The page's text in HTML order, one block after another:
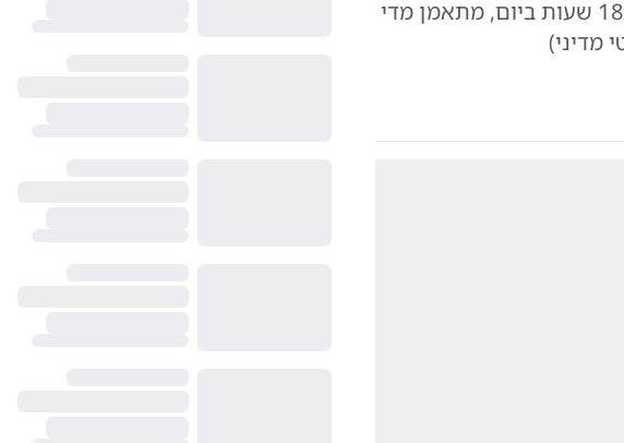
רה"מ • דובר הליכוד גיא לוי מגיב בחריפות: "עובד 18-20 שעות ביום, מתאמן מדי
מדיני)